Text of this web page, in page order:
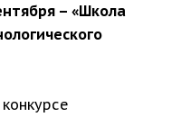
– «Школа